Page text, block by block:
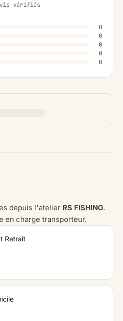
vérifiés
0
0
0
0
0
depuis l'atelier RS FISHING.
en charge transporteur.
Retrait